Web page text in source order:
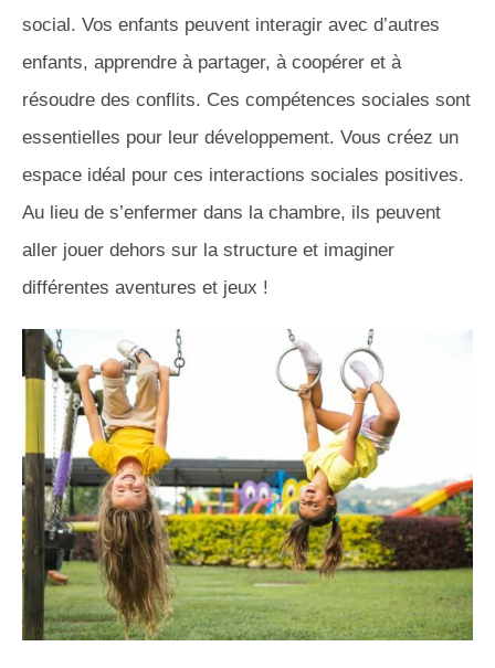
social. Vos enfants peuvent interagir avec d’autres
enfants, apprendre à partager, à coopérer et à
résoudre des conflits. Ces compétences sociales sont
essentielles pour leur développement. Vous créez un
espace idéal pour ces interactions sociales positives.
Au lieu de s’enfermer dans la chambre, ils peuvent
aller jouer dehors sur la structure et imaginer
différentes aventures et jeux !